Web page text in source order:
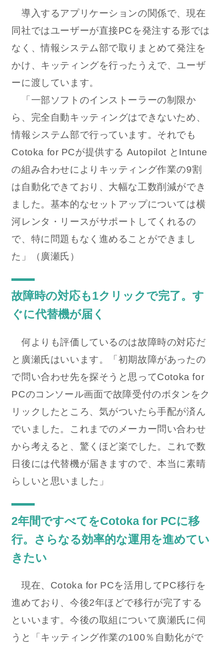
導入するアプリケーションの関係で、現在
同社ではユーザーが直接PCを発注する形では
なく、情報システム部で取りまとめて発注を
かけ、キッティングを行ったうえで、ユーザ
ーに渡しています。
「一部ソフトのインストーラーの制限か
ら、完全自動キッティングはできないため、
情報システム部で行っています。それでも
Cotoka for PCが提供する Autopilot とIntune
の組み合わせによりキッティング作業の9割
は自動化できており、大幅な工数削減ができ
ました。基本的なセットアップについては横
河レンタ・リースがサポートしてくれるの
で、特に問題もなく進めることができまし
た」（廣瀬氏）
故障時の対応も1クリックで完了。す
ぐに代替機が届く
何よりも評価しているのは故障時の対応だ
と廣瀬氏はいいます。「初期故障があったの
で問い合わせ先を探そうと思ってCotoka for
PCのコンソール画面で故障受付のボタンをク
リックしたところ、気がついたら手配が済ん
でいました。これまでのメーカー問い合わせ
から考えると、驚くほど楽でした。これで数
日後には代替機が届きますので、本当に素晴
らしいと思いました」
2年間ですべてをCotoka for PCに移
行。さらなる効率的な運用を進めてい
きたい
現在、Cotoka for PCを活用してPC移行を
進めており、今後2年ほどで移行が完了する
といいます。今後の取組について廣瀬氏に伺
うと「キッティング作業の100％自動化がで